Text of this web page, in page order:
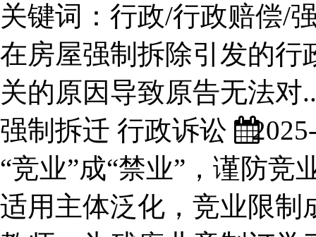
关键词：行政/行政赔
在房屋强制拆除引发的行
关的原因导致原告无法对
强制拆迁 行政诉讼
“竞业”成“禁业”，谨防竞
适用主体泛化，竞业限制